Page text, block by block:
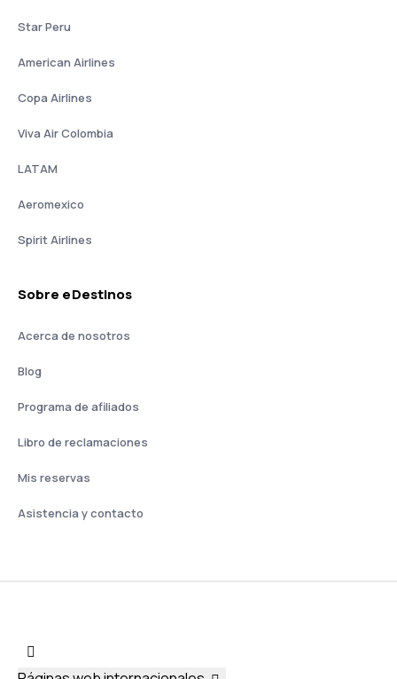
Star Peru
American Airlines
Copa Airlines
Viva Air Colombia
LATAM
Aeromexico
Spirit Airlines
Sobre eDestinos
Acerca de nosotros
Blog
Programa de afiliados
Libro de reclamaciones
Mis reservas
Asistencia y contacto